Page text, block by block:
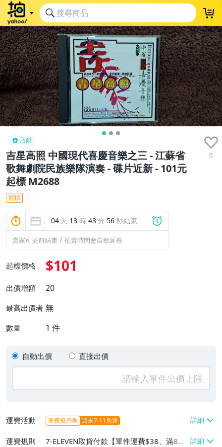
店鋪
吉星高照 中國現代喜慶音樂之三 - 江蘇省
歌舞劇院民族樂隊演奏 - 碟片近新 - 101元
起標 M2688
0
競標
04 天 13 時 43分 55 秒結束
賣家可提前結束 / 拍賣時間會自動延長
起標價格 $101
出價增額 20
最高出價者 無
數量 1 件
自動出價 直接出價
運費活動 運費抵用券 週末7-11免運
運費規則
7-ELEVEN取貨付款【單件運費$38、滿8件